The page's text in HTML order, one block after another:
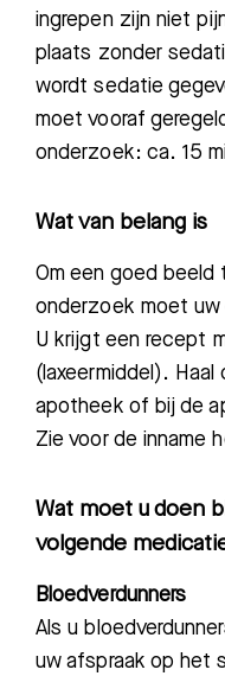
ingrepen zijn niet
plaats zonder
wordt sedatie
moet vooraf
onderzoek: ca. 15
Wat van belang is
Om een goed
onderzoek moet uw
U krijgt een recept
(laxeermiddel).
apotheek of bij de
Zie voor de inname
Wat moet u doen
volgende
Bloedverdunners
Als u
uw afspraak op het